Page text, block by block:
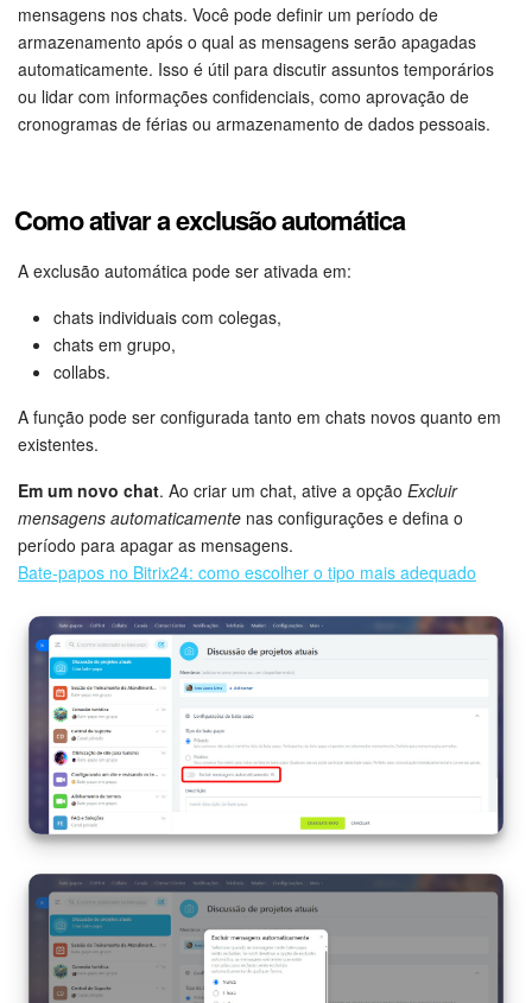
Bitrix24 Drive
E-mail
CRM
Agendamento on-line
CoPilot - IA no Bitrix24
Contact Center
Telefonia
CRM + Loja On-line
Sales Center
Análise CRM
Criador de BI
Automação
Marketing
Bitrix24.Sites
Loja On-line
mensagens nos chats. Você pode definir um período de
armazenamento após o qual as mensagens serão apagadas
automaticamente. Isso é útil para discutir assuntos temporários
ou lidar com informações confidenciais, como aprovação de
cronogramas de férias ou armazenamento de dados pessoais.
Como ativar a exclusão automática
A exclusão automática pode ser ativada em:
chats individuais com colegas,
chats em grupo,
collabs.
A função pode ser configurada tanto em chats novos quanto em
existentes.
Em um novo chat. Ao criar um chat, ative a opção Excluir
mensagens automaticamente nas configurações e defina o
período para apagar as mensagens.
Bate-papos no Bitrix24: como escolher o tipo mais adequado